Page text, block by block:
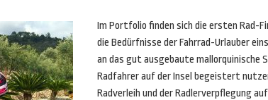
Im Portfolio finden sich die ersten Rad-
die Bedürfnisse der Fahrrad-Urlauber
an das gut ausgebaute mallorquinische
Radfahrer auf der Insel begeistert
Radverleih und der Radlerverpflegung